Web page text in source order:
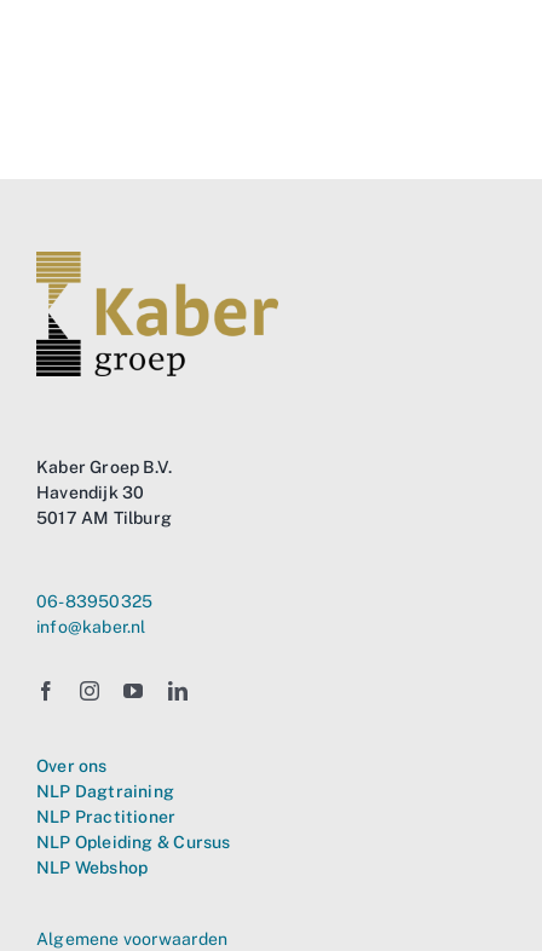
Kaber Groep B.V.
Havendijk 30
5017 AM Tilburg
06-83950325
info@kaber.nl
Over ons
NLP Dagtraining
NLP Practitioner
NLP Opleiding & Cursus
NLP Webshop
Algemene voorwaarden